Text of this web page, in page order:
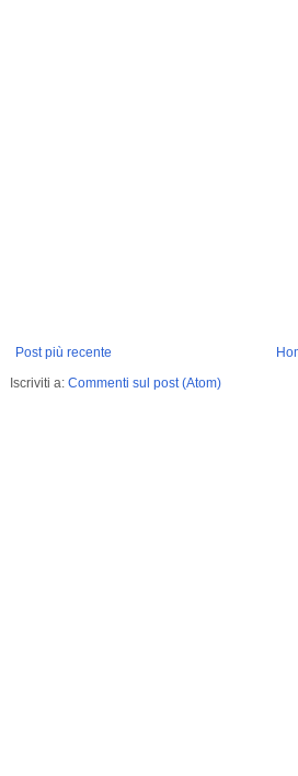
Post più recente
Iscriviti a: Commenti sul post (Atom)